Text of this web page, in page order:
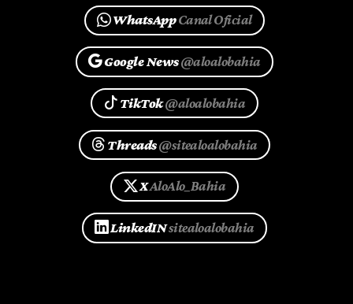
WhatsAppCanal Oficial
Google News@aloalobahia
TikTok@aloalobahia
Threads@sitealoalobahia
XAloAlo_Bahia
LinkedINsitealoalobahia